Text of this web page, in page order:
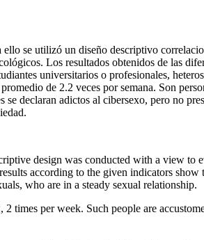
se utilizó un diseño descriptivo
Los resultados obtenidos de las
universitarios o profesionales,
de 2.2 veces por semana. Son
declaran adictos al cibersexo, pero no
design was conducted with a view to
according to the given indicators show
who are in a steady sexual relationship.
times per week. Such people are